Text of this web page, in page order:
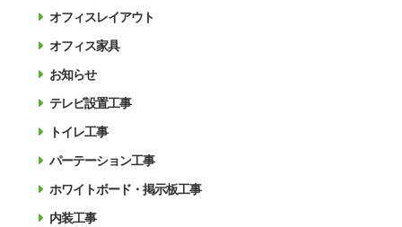
オフィスレイアウト
オフィス家具
お知らせ
テレビ設置工事
トイレ工事
パーテーション工事
ホワイトボード・掲示板工事
内装工事